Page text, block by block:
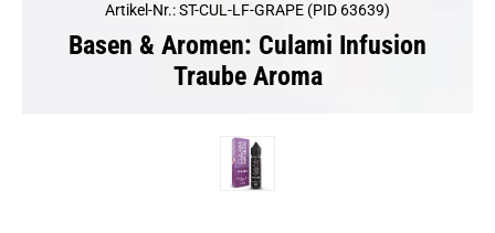
Artikel-Nr.: ST-CUL-LF-GRAPE (PID 63639)
Basen & Aromen: Culami Infusion
Traube Aroma